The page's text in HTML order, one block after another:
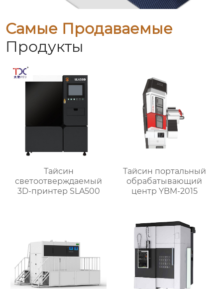
Самые Продаваемые
Продукты
Тайсин
светоотверждаемый
3D-принтер SLA500
Тайсин портальный
обрабатывающий
центр YBM-2015